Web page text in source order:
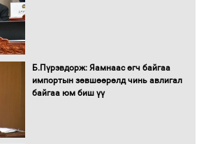
Б.Пүрэвдорж: Яамнаас өгч байгаа
импортын зөвшөөрөлд чинь авлигал
байгаа юм биш үү